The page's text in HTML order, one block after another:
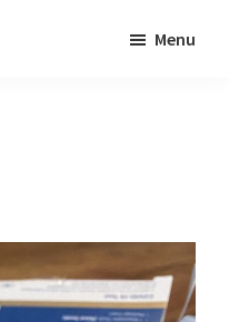
Menu